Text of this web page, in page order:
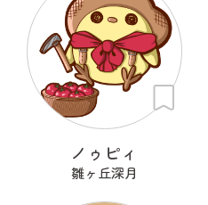
ノゥピィ
雛ヶ丘深月